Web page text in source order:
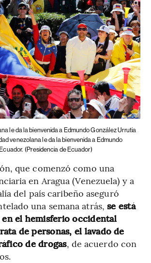
le da la bienvenida a Edmundo González Urrutia
venezolana le da la bienvenida a Edmundo
(Presidencia de Ecuador)
que comenzó como una
en Aragua (Venezuela) y a
del país caribeño aseguró
una semana atrás,se está
el hemisferio occidental
de personas, el lavado de
de drogas, de acuerdo con